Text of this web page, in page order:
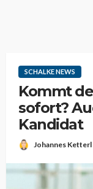
SCHALKE NEWS
Kommt
sofort?
Kandidat
Johannes Ketterl